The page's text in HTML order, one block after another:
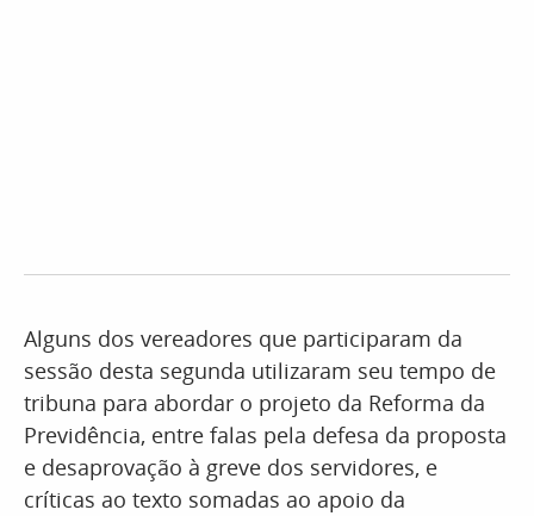
Alguns dos vereadores que participaram da
sessão desta segunda utilizaram seu tempo de
tribuna para abordar o projeto da Reforma da
Previdência, entre falas pela defesa da proposta
e desaprovação à greve dos servidores, e
críticas ao texto somadas ao apoio da